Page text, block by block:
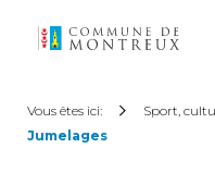
virtuel
Vous êtes ici: Sport,
Jumelages